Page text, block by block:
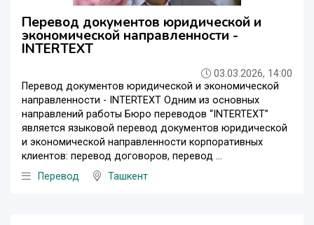
Перевод документов юридической и
экономической направленности -
INTERTEXT
03.03.2026, 14:00
Перевод документов юридической и экономической
направленности - INTERTEXT Одним из основных
направлений работы Бюро переводов “INTERTEXT”
является языковой перевод документов юридической
и экономической направленности корпоративных
клиентов: перевод договоров, перевод ...
Перевод
Ташкент